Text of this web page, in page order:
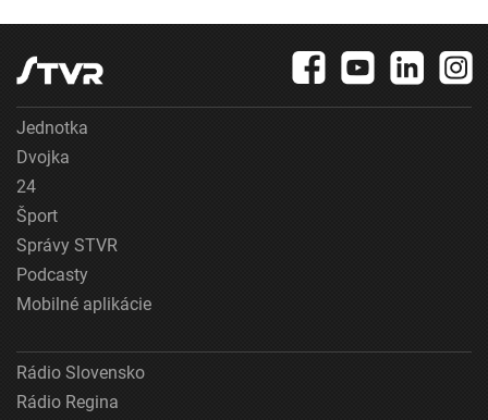
Jednotka
Dvojka
24
Šport
Správy STVR
Podcasty
Mobilné aplikácie
Rádio Slovensko
Rádio Regina